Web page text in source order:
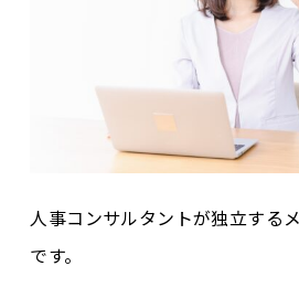
人事コンサルタントが独立する
です。